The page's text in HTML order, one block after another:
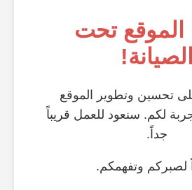
الموقع تحت
الصيانة!
تحسين وتطوير الموقع
لكم. سنعود للعمل قريباً
جداً.
لصبركم وتفهمكم.